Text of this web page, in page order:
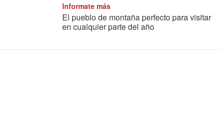
Informate más
El pueblo de montaña perfecto para visitar
en cualquier parte del año